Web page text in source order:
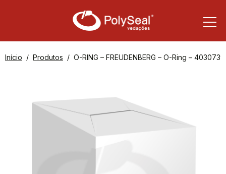
Início Produtos O-RING – FREUDENBERG – O-Ring –